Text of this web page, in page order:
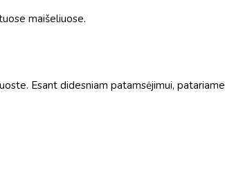
maišeliuose.
Esant didesniam patamsėjimui,